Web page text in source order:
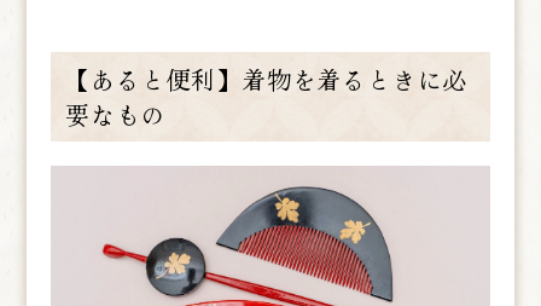
【あると便利】着物を着るときに必
要なもの